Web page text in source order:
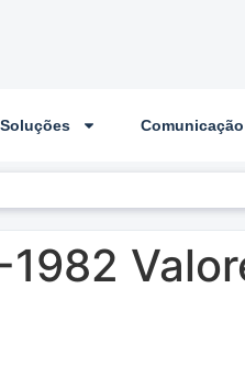
Soluções Comunicação
1982